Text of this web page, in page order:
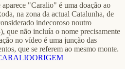
"Caralio" é uma doação ao
na zona da actual Catalunha, de
indecoroso noutro
que não incluía o nome precisamente
no vídeo é uma junção das
que se referem ao mesmo monte.